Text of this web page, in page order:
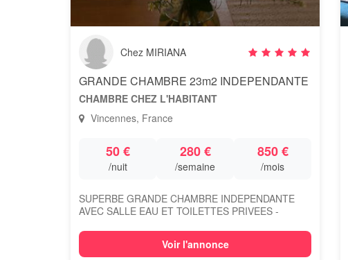
Chez MIRIANA
GRANDE CHAMBRE 23m2 INDEPENDANTE
CHAMBRE CHEZ L'HABITANT
Vincennes, France
50 €
/nuit
280 €
/semaine
850 €
/mois
SUPERBE GRANDE CHAMBRE INDEPENDANTE
AVEC SALLE EAU ET TOILETTES PRIVEES -
Voir l'annonce